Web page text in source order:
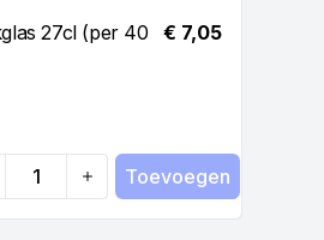
27cl (per 40
€ 7,05
Toevoegen